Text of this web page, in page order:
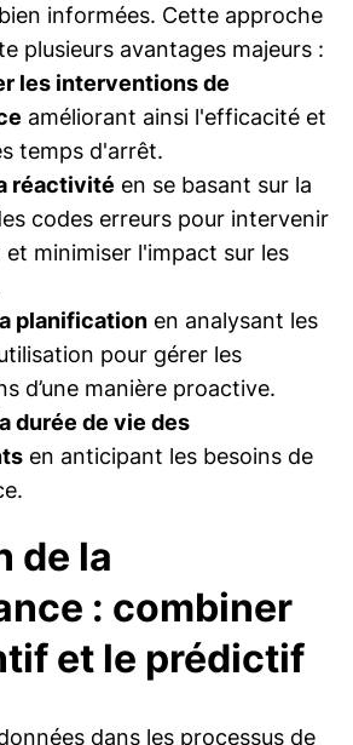
informées. Cette approche
plusieurs avantages majeurs :
les interventions de
améliorant ainsi l'efficacité et
temps d'arrêt.
réactivité en se basant sur la
codes erreurs pour intervenir
minimiser l'impact sur les
planification en analysant les
pour gérer les
d’une manière proactive.
durée de vie des
en anticipant les besoins de
de la
: combiner
et le prédictif
dans les processus de